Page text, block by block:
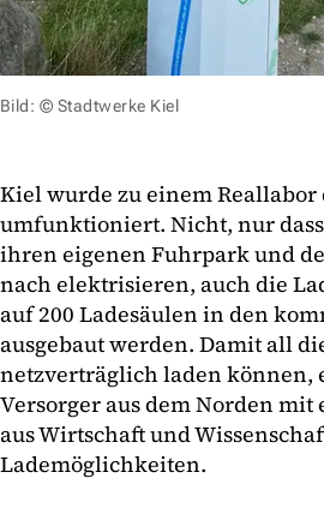
Bild: © Stadtwerke Kiel
Kiel wurde zu einem
umfunktioniert. Nicht, nur
ihren eigenen Fuhrpark und
nach elektrisieren, auch die
auf 200 Ladesäulen in den
ausgebaut werden. Damit all
netzverträglich laden können,
Versorger aus dem Norden
aus Wirtschaft und
Lademöglichkeiten.